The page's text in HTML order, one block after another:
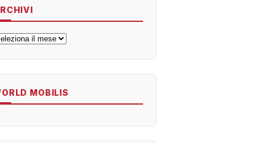
MOBILIS